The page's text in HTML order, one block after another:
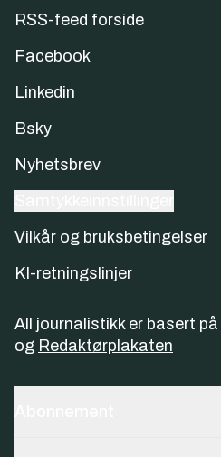
RSS-feed forside
Facebook
Linkedin
Bsky
Nyhetsbrev
Vilkår og bruksbetingelser
KI-retningslinjer
All journalistikk er basert på
og Redaktørplakaten